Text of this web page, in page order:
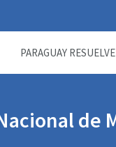
PARAGUAY RESUELVE
de